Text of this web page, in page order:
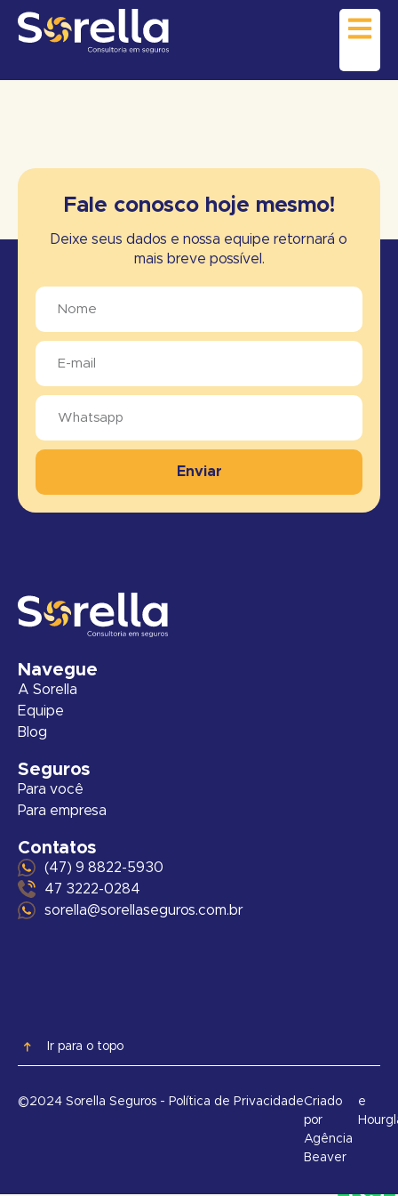
Fale conosco hoje mesmo!
Deixe seus dados e nossa equipe retornará o
mais breve possível.
Enviar
Navegue
A Sorella
Equipe
Blog
Seguros
Para você
Para empresa
Contatos
(47) 9 8822-5930
47 3222-0284
sorella@sorellaseguros.com.br
Ir para o topo
©2024 Sorella Seguros - Política de PrivacidadeCriado
por
Agência
Beaver
e